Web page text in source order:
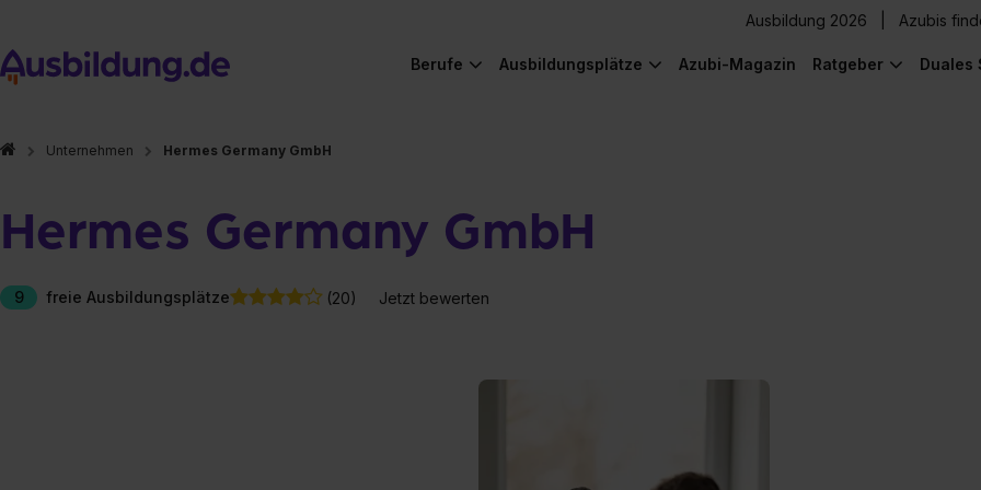
Ausbildung 2026 Azubis
Berufe Ausbildungsplätze Azubi-Magazin Ratgeber Duales
Unternehmen Hermes Germany GmbH
Hermes Germany GmbH
9 freie Ausbildungsplätze (20) Jetzt bewerten
Hier gibt es (eigentlich) was Cooles zu sehen!
Hier gibt es (eigentlich) was Cooles zu sehen!